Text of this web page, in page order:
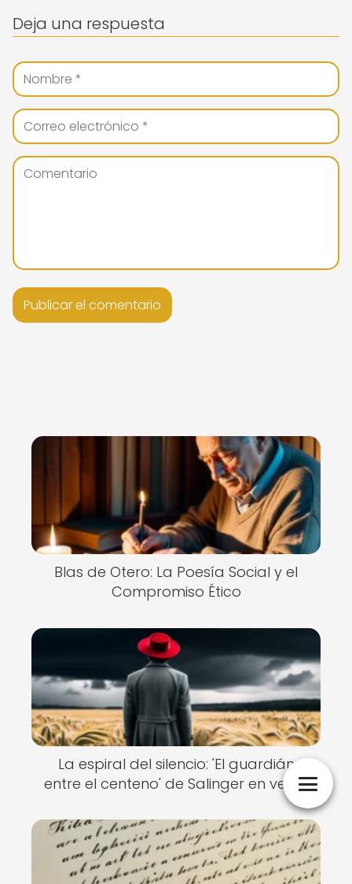
Deja una respuesta
Blas de Otero: La Poesía Social y el
Compromiso Ético
La espiral del silencio: 'El guardián
entre el centeno' de Salinger en verso